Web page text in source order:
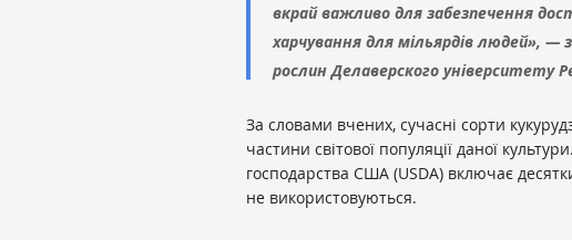
вкрай важливо для забезпечення
харчування для мільярдів людей»,
рослин Делаверского університету
За словами вчених, сучасні сорти
частини світової популяції даної
господарства США (USDA) включає
не використовуються.